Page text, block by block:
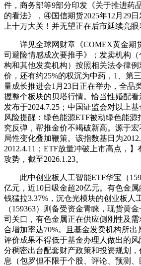
件，商务部等9部分印发《关于推进药
的看法》，④国信期货2025年12月29
上十万大关！并无望正在后市延续亮眼
详见全球网财章《COMEX黄金期
司避险情感成次要推手》；发卖机构
构和其他发卖机构）按照相关法令律
价，还有约25%的权沉为中药，1、第
量成长推进会1月23日正在举办，全品
握整个板块的贝塔行情。恰当性婚配看
发布于2024.7.25；中国证监会对以上
风险提醒：绿色能源ETF被动绿色能
究反弹，帮推金价不竭破新高。源于
局性变化叠加鞭策。该指数基日为
2012.4.11；ETF放量冲破上市高点，
攻势，截至2026.1.23。
此中创业板人工智能ETF华宝（
亿元，近10日吸金超20亿元。有色金
钱猛拉3.37%，沉仓光模块的创业板人
（159363）则备受资金青睐，现货黄
司关口，有色金属正在供应侧刚性及
合增加率达70%。且基金发卖机构所出
评价成果不得低于基金办理人做出的
分稠密出台配套财产政策和投资规划
息（包罗但不限于个股、评论、预测